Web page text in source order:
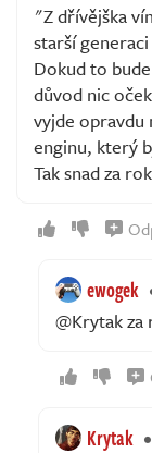
"Z dřívějška
starší
Dokud to
důvod nic
vyjde
enginu, který
Tak snad za
ewogek
@Krytak
Krytak